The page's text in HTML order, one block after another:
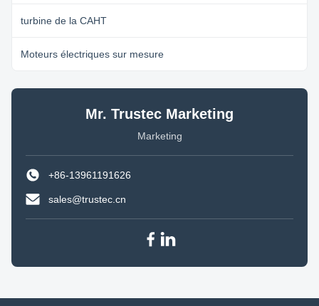
turbine de la CAHT
Moteurs électriques sur mesure
Mr. Trustec Marketing
Marketing
+86-13961191626
sales@trustec.cn